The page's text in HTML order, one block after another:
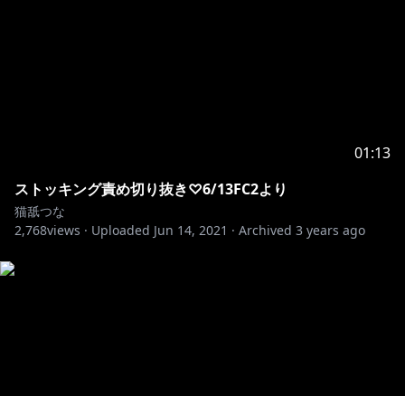
01:13
ストッキング責め切り抜き♡6/13FC2より
猫舐つな
2,768views · Uploaded Jun 14, 2021 · Archived 3 years ago